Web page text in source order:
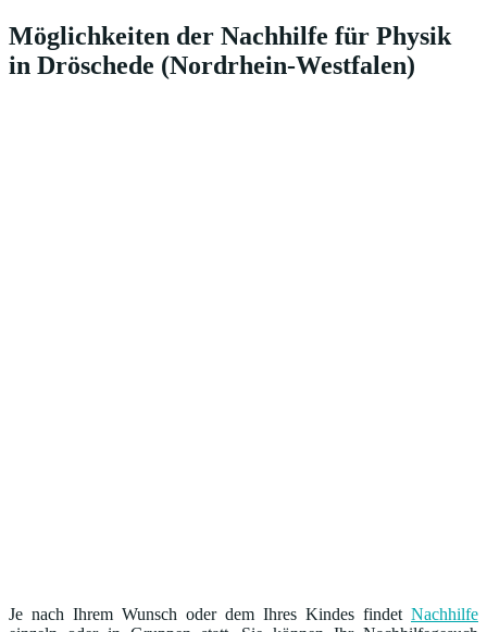
Möglichkeiten der Nachhilfe für Physik
in Dröschede (Nordrhein-Westfalen)
Je nach Ihrem Wunsch oder dem Ihres Kindes findet Nachhilfe